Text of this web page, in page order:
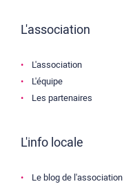
L'association
L'association
L'équipe
Les partenaires
L'info locale
Le blog de l'association